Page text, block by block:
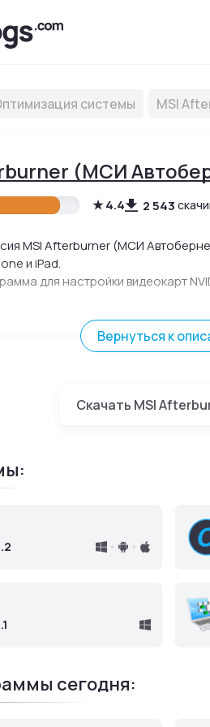
системы MSI
(МСИ
4.4
2 543
MSI Afterburner (МСИ
и iPad.
для настройки видеокарт
Вернуться к
Скачать MSI
сегодня:
MSI Afterburnerдля